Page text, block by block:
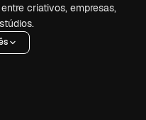
criativos, empresas,